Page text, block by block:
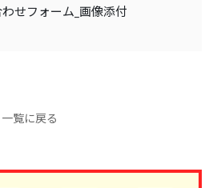
せフォーム_画像添付
一覧に戻る